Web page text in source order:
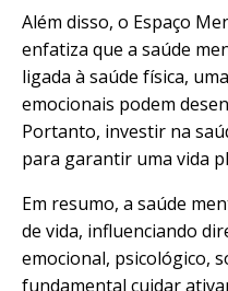
Além disso, o Espaço
enfatiza que a saúde
ligada à saúde física,
emocionais podem
Portanto, investir na
para garantir uma vida
Em resumo, a saúde
de vida, influenciando
emocional, psicológico,
fundamental cuidar